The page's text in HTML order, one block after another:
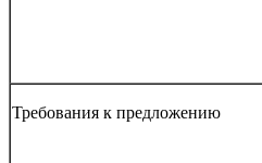
Требования к предложению